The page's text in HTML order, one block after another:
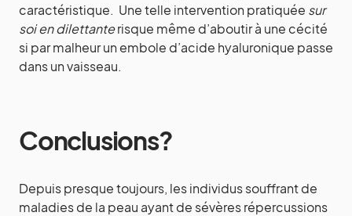
caractéristique. Une telle intervention pratiquée sur
soi en dilettanterisque même d’aboutir à une cécité
si par malheur un embole d’acide hyaluronique passe
dans un vaisseau.
Conclusions?
Depuis presque toujours, les individus souffrant de
maladies de la peau ayant de sévères répercussions